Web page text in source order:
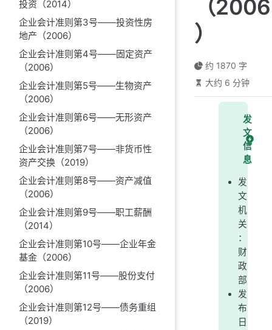
投资（2014）
企业会计准则第3号——投资性房
地产（2006）
企业会计准则第4号——固定资产
（2006）
企业会计准则第5号——生物资产
（2006）
企业会计准则第6号——无形资产
（2006）
企业会计准则第7号——非货币性
资产交换（2019）
企业会计准则第8号——资产减值
（2006）
企业会计准则第9号——职工薪酬
（2014）
企业会计准则第10号——企业年金
基金（2006）
企业会计准则第11号——股份支付
（2006）
企业会计准则第12号——债务重组
（2019）
（2006
）
约 1870 字
大约 6 分钟
发
文
信
息
发
文
机
关
：
财
政
部
发
布
日